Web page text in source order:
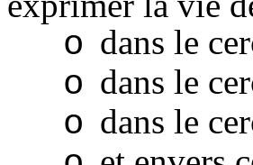
o dans le
o dans le
o dans le